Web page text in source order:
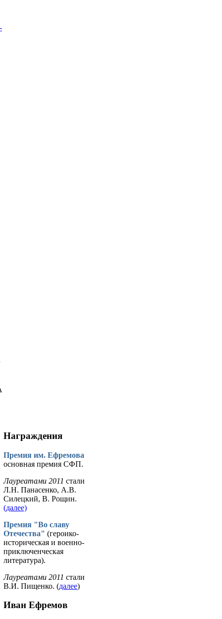
Награждения
Премия им. Ефремова
основная премия СФП.
Лауреатами 2011 стали
Л.Н. Панасенко, А.В.
Силецкий, В. Рощин.
(далее)
Премия "Во славу
Отечества" (героико-
историческая и военно-
приключенческая
литература).
Лауреатами 2011 стали
В.И. Пищенко. (далее)
Иван Ефремов